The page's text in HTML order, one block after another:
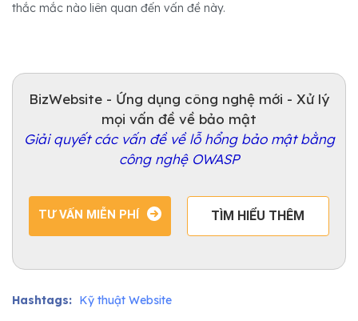
thắc mắc nào liên quan đến vấn đề này.
BizWebsite - Ứng dụng công nghệ mới - Xử lý
mọi vấn đề về bảo mật
Giải quyết các vấn đề về lỗ hổng bảo mật bằng
công nghệ OWASP
TƯ VẤN MIỄN PHÍ TÌM HIỂU THÊM
Hashtags: Kỹ thuật Website